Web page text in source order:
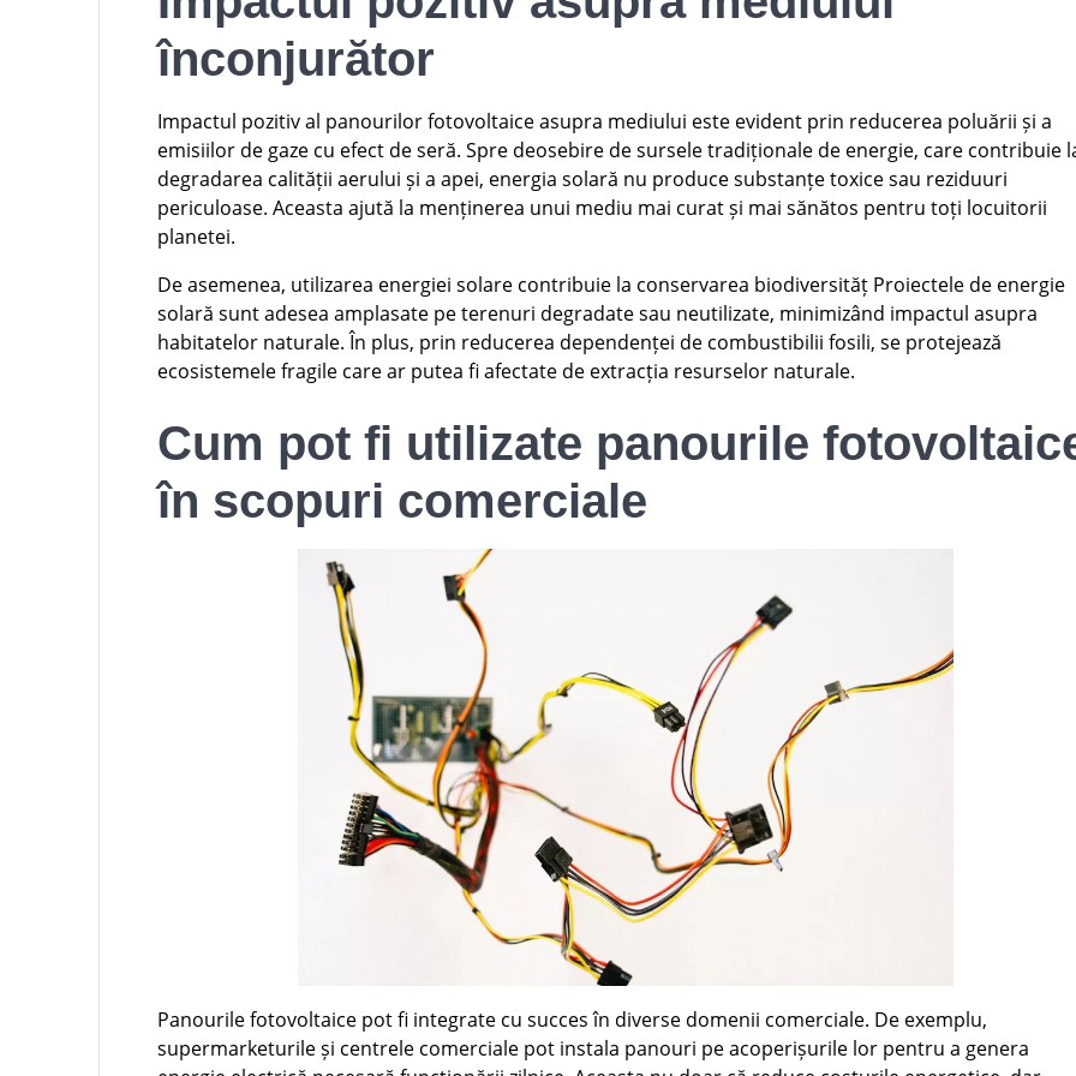
înconjurător
Impactul pozitiv al panourilor fotovoltaice asupra mediului este evident prin reducerea poluării și a
emisiilor de gaze cu efect de seră. Spre deosebire de sursele tradiționale de energie, care contribuie
degradarea calității aerului și a apei, energia solară nu produce substanțe toxice sau reziduuri
periculoase. Aceasta ajută la menținerea unui mediu mai curat și mai sănătos pentru toți locuitorii
planetei.
De asemenea, utilizarea energiei solare contribuie la conservarea biodiversităț Proiectele de energie
solară sunt adesea amplasate pe terenuri degradate sau neutilizate, minimizând impactul asupra
habitatelor naturale. În plus, prin reducerea dependenței de combustibilii fosili, se protejează
ecosistemele fragile care ar putea fi afectate de extracția resurselor naturale.
Cum pot fi utilizate panourile
în scopuri comerciale
Panourile fotovoltaice pot fi integrate cu succes în diverse domenii comerciale. De exemplu,
supermarketurile și centrele comerciale pot instala panouri pe acoperișurile lor pentru a genera